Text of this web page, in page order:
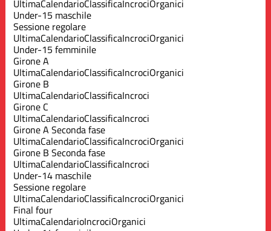
UltimaCalendarioClassificaIncrociOrganici
Under-15 maschile
Sessione regolare
UltimaCalendarioClassificaIncrociOrganici
Under-15 femminile
Girone A
UltimaCalendarioClassificaIncrociOrganici
Girone B
UltimaCalendarioClassificaIncroci
Girone C
UltimaCalendarioClassificaIncroci
Girone A Seconda fase
UltimaCalendarioClassificaIncrociOrganici
Girone B Seconda fase
UltimaCalendarioClassificaIncroci
Under-14 maschile
Sessione regolare
UltimaCalendarioClassificaIncrociOrganici
Final four
UltimaCalendarioIncrociOrganici